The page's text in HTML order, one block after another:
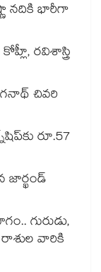
నదికి భారీగా
రవిశాస్త్రి
చివరి
రూ.57
జార్ఖండ్
గురుడు,
రాశుల వారికి